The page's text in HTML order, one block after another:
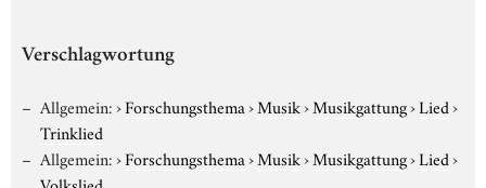
Verschlagwortung
Allgemein:›Forschungsthema›Musik›Musikgattung›Lied›
Trinklied
Allgemein:›Forschungsthema›Musik›Musikgattung›Lied›